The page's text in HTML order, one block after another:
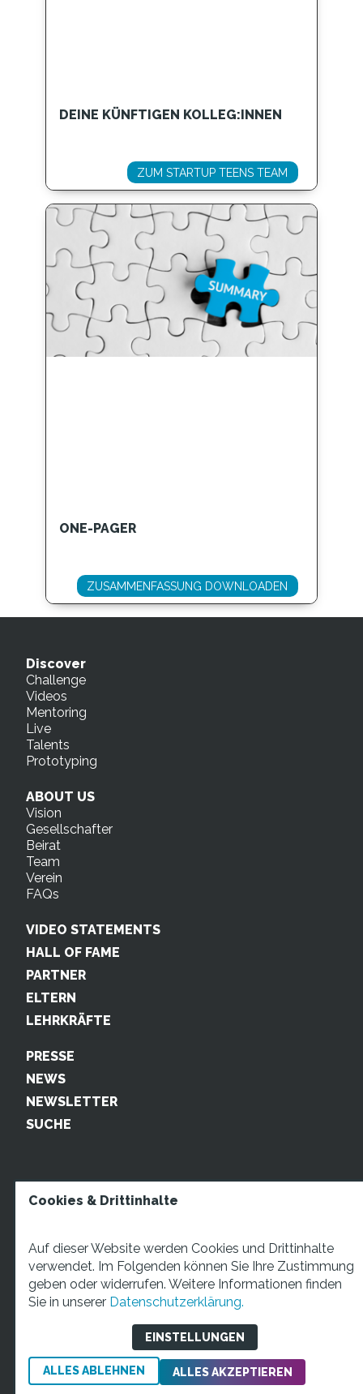
DEINE KÜNFTIGEN KOLLEG:INNEN
ZUM STARTUP TEENS TEAM
ONE-PAGER
ZUSAMMENFASSUNG DOWNLOADEN
Discover
Challenge
Videos
Mentoring
Live
Talents
Prototyping
ABOUT US
Vision
Gesellschafter
Beirat
Team
Verein
FAQs
VIDEO STATEMENTS
HALL OF FAME
PARTNER
ELTERN
LEHRKRÄFTE
PRESSE
NEWS
NEWSLETTER
SUCHE
STARTUP TEENS Münsterstraße 5, 59065 Hamm. Fon:
+49 2381 4870207 Mail:info@startupteens.de
Impressum Datenschutzerklärung
Cookies & Drittinhalte
Auf dieser Website werden Cookies und Drittinhalte
verwendet. Im Folgenden können Sie Ihre Zustimmung
geben oder widerrufen. Weitere Informationen finden
Sie in unserer Datenschutzerklärung.
EINSTELLUNGEN
ALLES ABLEHNEN ALLES AKZEPTIEREN